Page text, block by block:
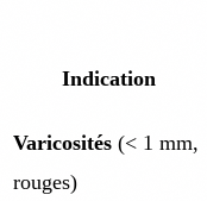
Indication
Varicosités (< 1 mm,
rouges)